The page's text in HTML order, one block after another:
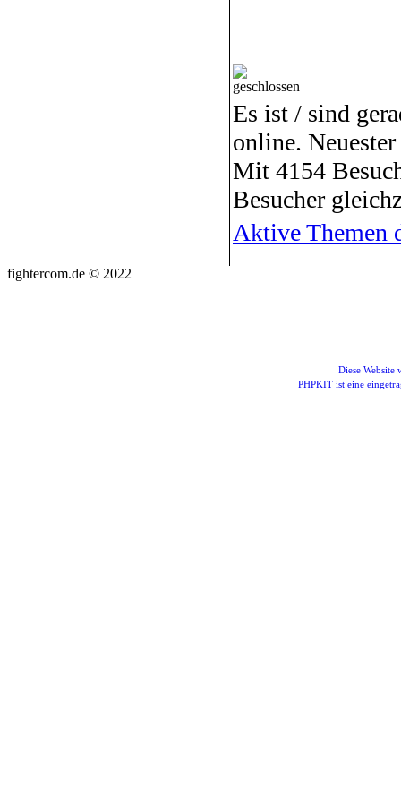
Es ist / sind
online.
Mit 4154
Besucher
Aktive Themen
fightercom.de © 2022
Diese Website
PHPKIT ist eine